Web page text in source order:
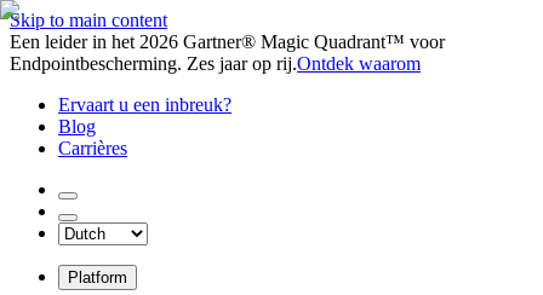
Skip to main content
Een leider in het 2026 Gartner® Magic Quadrant™ voor
Endpointbescherming. Zes jaar op rij.Ontdek waarom
Ervaart u een inbreuk?
Blog
Carrières
Platform